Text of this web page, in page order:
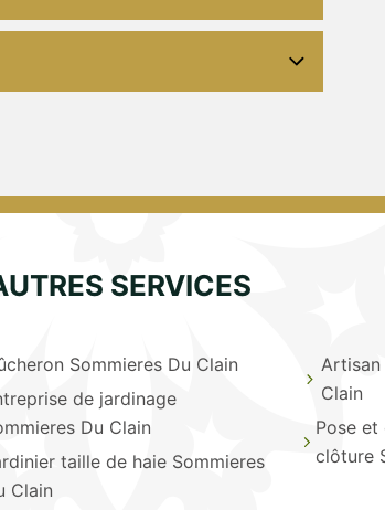
SERVICES
Sommieres Du Clain
de jardinage
Du Clain
taille de haie Sommieres
Clain
Artisan
Clain
Pose
clôture